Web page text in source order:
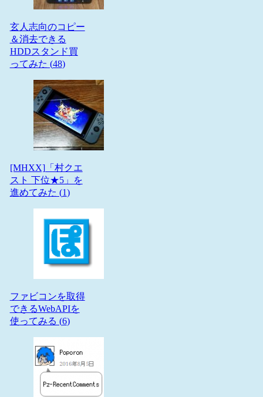
玄人志向のコピー
＆消去できる
HDDスタンド買
ってみた (48)
[MHXX]「村クエ
スト 下位★5」を
進めてみた (1)
ファビコンを取得
できるWebAPIを
使ってみる (6)